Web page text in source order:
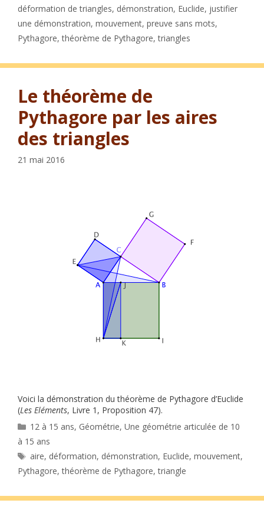
déformation de triangles, démonstration, Euclide, justifier
une démonstration, mouvement, preuve sans mots,
Pythagore,théorème de Pythagore,triangles
Le théorème de
Pythagore par les aires
des triangles
21 mai 2016
Voici la démonstration du théorème de Pythagore d’Euclide
(Les Eléments, Livre 1, Proposition 47).
Catégories
12 à 15 ans, Géométrie,Une géométrie articulée de 10
à 15 ans
Étiquettes
aire, déformation, démonstration, Euclide,mouvement,
Pythagore,théorème de Pythagore,triangle